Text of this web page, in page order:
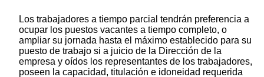
Los trabajadores a tiempo parcial tendrán preferencia a
ocupar los puestos vacantes a tiempo completo, o
ampliar su jornada hasta el máximo establecido para su
puesto de trabajo si a juicio de la Dirección de la
empresa y oídos los representantes de los trabajadores,
poseen la capacidad, titulación e idoneidad requerida